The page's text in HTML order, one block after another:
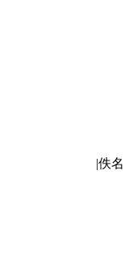
|佚